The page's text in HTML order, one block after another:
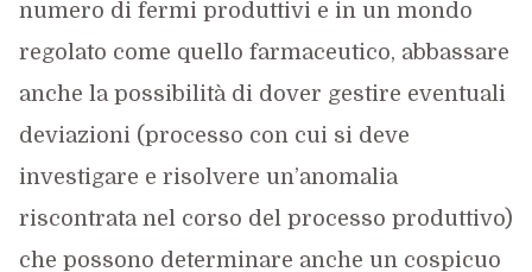
numero di fermi produttivi e in un mondo
regolato come quello farmaceutico, abbassare
anche la possibilità di dover gestire eventuali
deviazioni (processo con cui si deve
investigare e risolvere un’anomalia
riscontrata nel corso del processo produttivo)
che possono determinare anche un cospicuo